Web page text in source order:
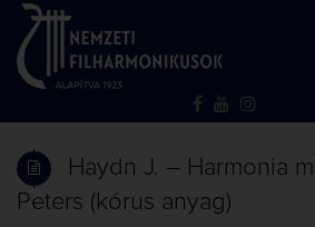
Haydn J. – Harmonia
Peters (kórus anyag)